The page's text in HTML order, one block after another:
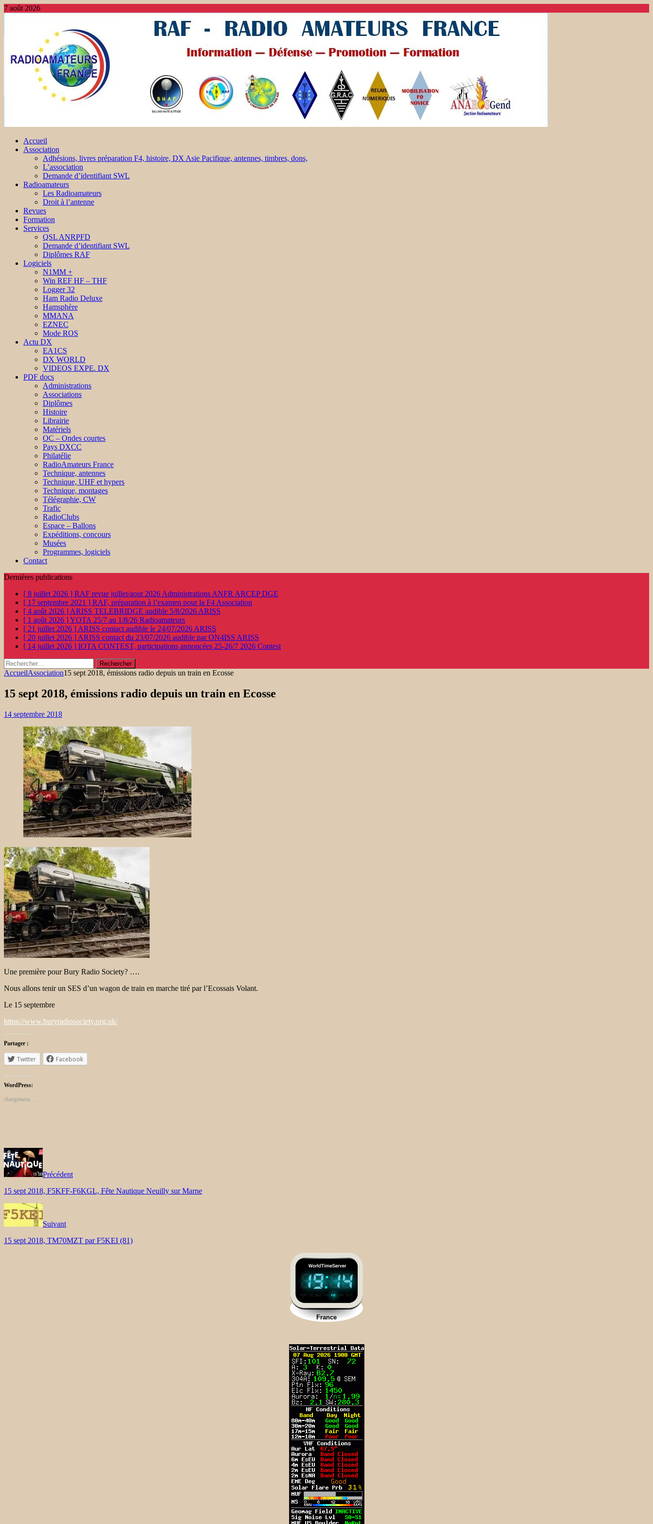
7 août 2026
Accueil
Association
Adhésions, livres préparation F4, histoire, DX Asie Pacifique, antennes, timbres, dons,
L’association
Demande d’identifiant SWL
Radioamateurs
Les Radioamateurs
Droit à l’antenne
Revues
Formation
Services
QSL ANRPFD
Demande d’identifiant SWL
Diplômes RAF
Logiciels
N1MM +
Win REF HF – THF
Logger 32
Ham Radio Deluxe
Hamsphère
MMANA
EZNEC
Mode ROS
Actu DX
EA1CS
DX WORLD
VIDEOS EXPE. DX
PDF docs
Administrations
Associations
Diplômes
Histoire
Librairie
Matériels
OC – Ondes courtes
Pays DXCC
Philatélie
RadioAmateurs France
Technique, antennes
Technique, UHF et hypers
Technique, montages
Télégraphie, CW
Trafic
RadioClubs
Espace – Ballons
Expéditions, concours
Musées
Programmes, logiciels
Contact
Dernières publications
[ 8 juillet 2026 ] RAF revue juillet/aout 2026 Administrations ANFR ARCEP DGE
[ 17 septembre 2021 ] RAF, préparation à l’examen pour la F4 Association
[ 4 août 2026 ] ARISS TELEBRIDGE audible 5/8/2026 ARISS
[ 1 août 2026 ]YOTA 25/7 au 1/8/26 Radioamateurs
[ 21 juillet 2026 ] ARISS contact audible le 24/07/2026 ARISS
[ 20 juillet 2026 ] ARISS contact du 23/07/2026 audible par ON4ISS ARISS
[ 14 juillet 2026 ] IOTA CONTEST, participations annoncées 25-26/7 2026 Contest
Rechercher :
AccueilAssociation15 sept 2018, émissions radio depuis un train en Ecosse
15 sept 2018, émissions radio depuis un train en Ecosse
14 septembre 2018
Une première pour Bury Radio Society? ….
Nous allons tenir un SES d’un wagon de train en marche tiré par l’Ecossais Volant.
Le 15 septembre
https://www.buryradiosociety.org.uk/
Partager :
Twitter Facebook
WordPress:
chargement…
Précédent
15 sept 2018, F5KFF-F6KGL, Fête Nautique Neuilly sur Marne
Suivant
15 sept 2018, TM70MZT par F5KEI (81)